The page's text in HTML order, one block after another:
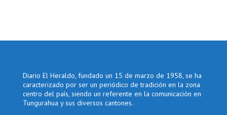
Diario El Heraldo, fundado un 15 de marzo de 1958, se ha
caracterizado por ser un periódico de tradición en la zona
centro del país, siendo un referente en la comunicación en
Tungurahua y sus diversos cantones.